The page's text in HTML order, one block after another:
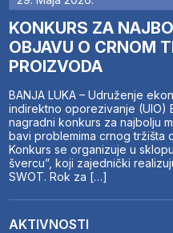
KONKURS ZA
OBJAVU O CRNOM
PROIZVODA
BANJA LUKA – Udruženje
indirektno oporezivanje (UIO)
nagradni konkurs za najbolju
bavi problemima crnog tržišta
Konkurs se organizuje u
švercu”, koji zajednički
SWOT. Rok za […]
AKTIVNOSTI